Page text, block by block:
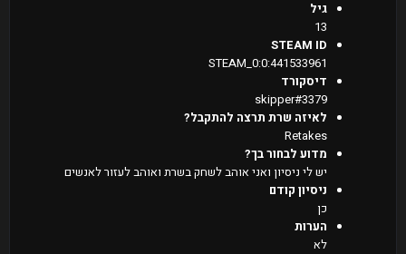
גיל
13
STEAM ID
STEAM_0:0:441533961
דיסקורד
skipper#3379
לאיזה שרת תרצה להתקבל?
Retakes
מדוע לבחור בך?
יש לי ניסיון ואני אוהב לשחק בשרת ואוהב לעזור לאנשים
ניסיון קודם
כן
הערות
לא